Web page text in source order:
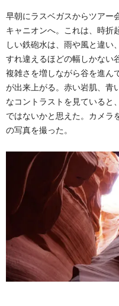
早朝にラスベガスからツアー
キャニオンへ。これは、時折
しい鉄砲水は、雨や風と違い
すれ違えるほどの幅しかない
複雑さを増しながら谷を進ん
が出来上がる。赤い岩肌、青
なコントラストを見ていると
ではないかと思えた。カメラ
の写真を撮った。